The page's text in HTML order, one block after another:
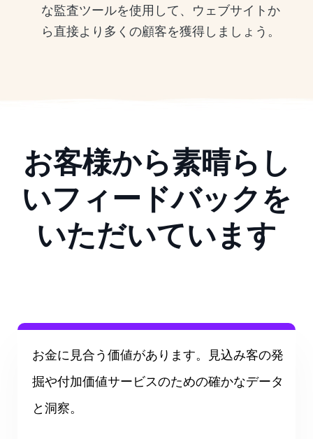
な監査ツールを使用して、ウェブサイトか
ら直接より多くの顧客を獲得しましょう。
お客様から素晴らし
いフィードバックを
いただいています
お金に見合う価値があります。見込み客の発
掘や付加価値サービスのための確かなデータ
と洞察。